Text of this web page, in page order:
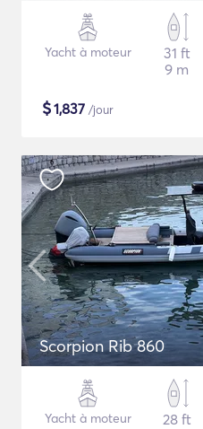
Yacht à moteur
31 ft
9 m
$1,837 /jour
Scorpion Rib 860
Yacht à moteur
28 ft